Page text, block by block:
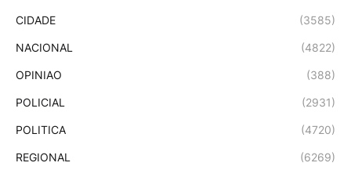
CIDADE (3585)
NACIONAL (4822)
OPINIAO (388)
POLICIAL (2931)
POLITICA (4720)
REGIONAL (6269)